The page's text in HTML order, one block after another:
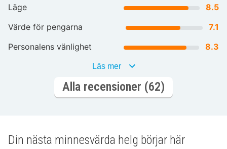
Läge
8.5
Värde för pengarna
7.1
Personalens vänlighet
8.3
Läs mer
Alla recensioner (62)
Din nästa minnesvärda helg börjar här